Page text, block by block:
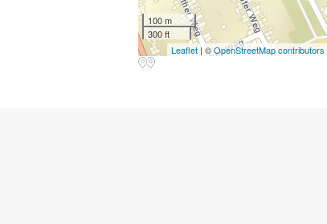
100 m
300 ft
Leaflet | ©OpenStreetMap contributors